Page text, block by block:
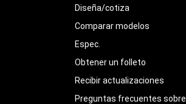
Diseña/cotiza
Comparar modelos
Espec.
Obtener un folleto
Recibir actualizaciones
Preguntas frecuentes sobre